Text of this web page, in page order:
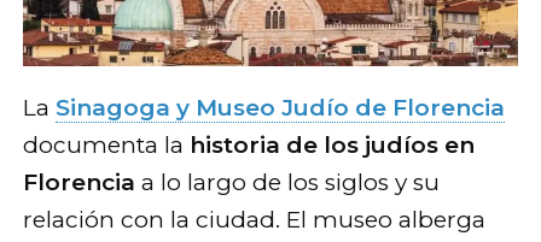
La Sinagoga y Museo Judío de Florencia
documenta la historia de los judíos en
Florencia a lo largo de los siglos y su
relación con la ciudad. El museo alberga